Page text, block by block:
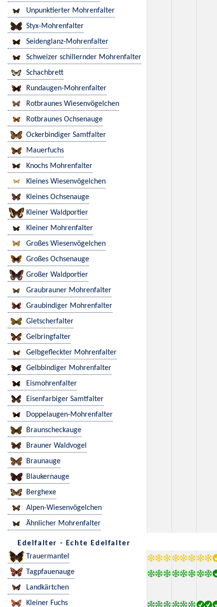
Unpunktierter Mohrenfalter
Styx-Mohrenfalter
Seidenglanz-Mohrenfalter
Schweizer schillernder Mohrenfalter
Schachbrett
Rundaugen-Mohrenfalter
Rotbraunes Wiesenvögelchen
Rotbraunes Ochsenauge
Ockerbindiger Samtfalter
Mauerfuchs
Knochs Mohrenfalter
Kleines Wiesenvögelchen
Kleines Ochsenauge
Kleiner Waldportier
Kleiner Mohrenfalter
Großes Wiesenvögelchen
Großes Ochsenauge
Großer Waldportier
Graubrauner Mohrenfalter
Graubindiger Mohrenfalter
Gletscherfalter
Gelbringfalter
Gelbgefleckter Mohrenfalter
Gelbbindiger Mohrenfalter
Eismohrenfalter
Eisenfarbiger Samtfalter
Doppelaugen-Mohrenfalter
Braunscheckauge
Brauner Waldvogel
Braunauge
Blaukernauge
Berghexe
Alpen-Wiesenvögelchen
Ähnlicher Mohrenfalter
Edelfalter - Echte Edelfalter
Trauermantel
Tagpfauenauge
Landkärtchen
Kleiner Fuchs